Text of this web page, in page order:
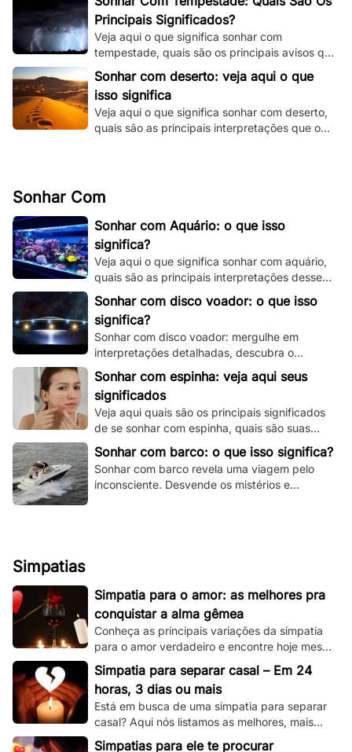
Principais Significados?
Veja aqui o que significa sonhar com
tempestade, quais são os principais avisos que
o seu subconsciente está tentando te dizer e
muito mais.
Sonhar com deserto: veja aqui o que
isso significa
Veja aqui o que significa sonhar com deserto,
quais são as principais interpretações que o
Sonhar Com
Sonhar com Aquário: o que isso
significa?
Veja aqui o que significa sonhar com aquário,
quais são as principais interpretações desse
sonho e muito mais. Clique e fique por dentro.
Sonhar com disco voador: o que isso
significa?
Sonhar com disco voador: mergulhe em
interpretações detalhadas, descubra o
significado espiritual e psicológico e todas as
variações!
Sonhar com espinha: veja aqui seus
significados
Veja aqui quais são os principais significados
de se sonhar com espinha, quais são suas
principais variações e muito mais.
Sonhar com barco: o que isso significa?
Sonhar com barco revela uma viagem pelo
inconsciente. Desvende os mistérios e
Simpatias
Simpatia para o amor: as melhores pra
conquistar a alma gêmea
Conheça as principais variações da simpatia
para o amor verdadeiro e encontre hoje mesmo
sua alma gêmea! Todas são simples de se
fazer!
Simpatia para separar casal – Em 24
horas, 3 dias ou mais
Está em busca de uma simpatia para separar
casal? Aqui nós listamos as melhores, mais
simples e mais funcionais simpatias desse tipo!
Simpatias para ele te procurar